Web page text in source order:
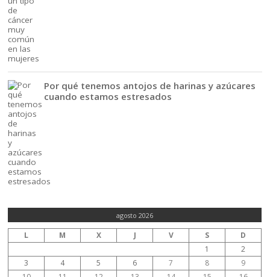
Por qué tenemos antojos de harinas y azúcares
cuando estamos estresados
agosto 2026
L M X J V S
D
1
2
3
4 5 6 7 8
9